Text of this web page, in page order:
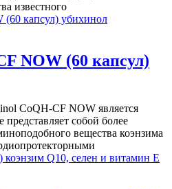
известного
NOW (60 капсул)
CoQH-CF NOW является
собой более
вещества коэнзима